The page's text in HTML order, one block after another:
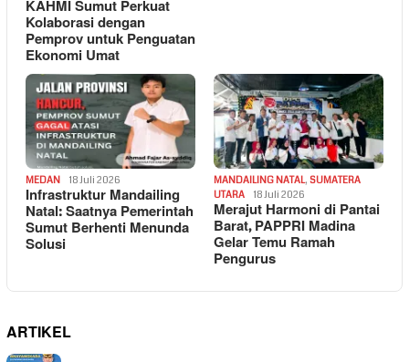
KAHMI Sumut Perkuat
Kolaborasi dengan
Pemprov untuk Penguatan
Ekonomi Umat
MEDAN 18 Juli 2026
Infrastruktur Mandailing
Natal: Saatnya Pemerintah
Sumut Berhenti Menunda
Solusi
MANDAILING NATAL, SUMATERA
UTARA
18 Juli 2026
Merajut Harmoni di Pantai
Barat, PAPPRI Madina
Gelar Temu Ramah
Pengurus
ARTIKEL